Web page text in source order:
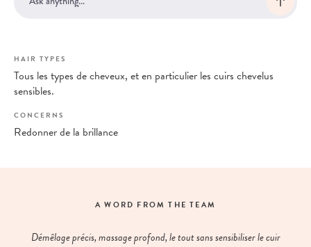
HAIR TYPES
Tous les types de cheveux, et en particulier les cuirs chevelus
sensibles.
CONCERNS
Redonner de la brillance
A WORD FROM THE TEAM
Démêlage précis, massage profond, le tout sans sensibiliser le cuir